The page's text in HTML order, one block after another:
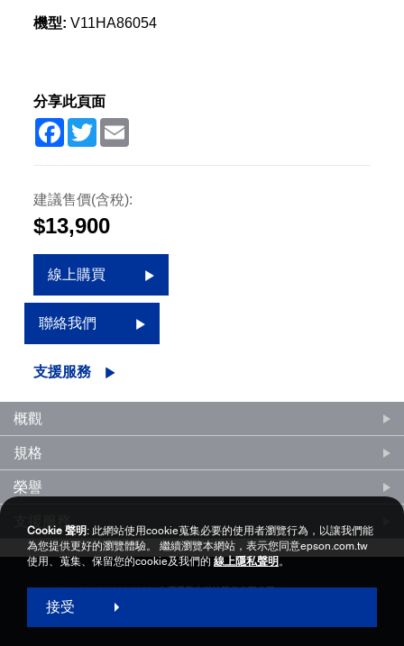
機型: V11HA86054
分享此頁面
Facebook
Twitter
建議售價(含稅):
$13,900
線上購買
聯絡我們
支援服務
概觀
規格
榮譽
支援服務
Copyright © 2000-2026 台灣愛普生科技股份有限公司
網站使用暨會員服務條款
Cookie 聲明 : 此網站使用cookie蒐集必要的使用者瀏覽行為，以讓我們能
為您提供更好的瀏覽體驗。 繼續瀏覽本網站，表示您同意epson.com.tw
使用、蒐集、保留您的cookie及我們的 線上隱私聲明 。
接受